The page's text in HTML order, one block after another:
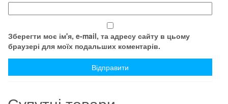
Зберегти моє ім'я, e-mail, та адресу сайту в цьому
браузері для моїх подальших коментарів.